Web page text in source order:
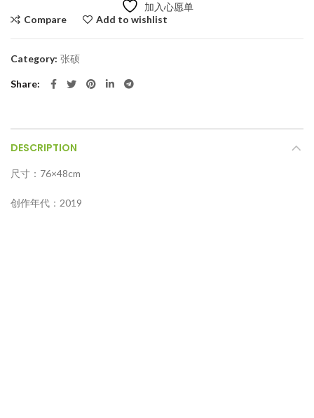
加入心愿单
Compare
Add to wishlist
Category: 张硕
Share
DESCRIPTION
尺寸：76×48cm
创作年代：2019